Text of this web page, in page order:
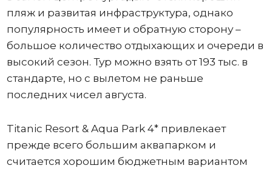
пляж и развитая инфраструктура, однако
популярность имеет и обратную сторону –
большое количество отдыхающих и очереди в
высокий сезон. Тур можно взять от 193 тыс. в
стандарте, но с вылетом не раньше
последних чисел августа.
Titanic Resort & Aqua Park 4* привлекает
прежде всего большим аквапарком и
считается хорошим бюджетным вариантом